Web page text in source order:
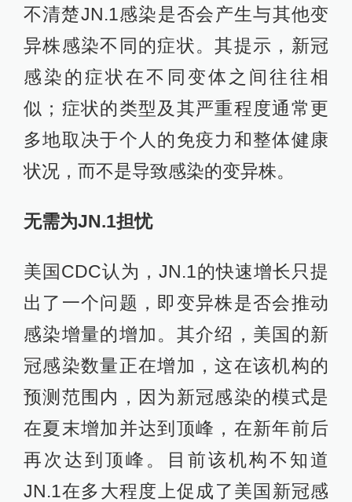
不清楚JN.1感染是否会产生与其他变
异株感染不同的症状。其提示，新冠
感染的症状在不同变体之间往往相
似；症状的类型及其严重程度通常更
多地取决于个人的免疫力和整体健康
状况，而不是导致感染的变异株。
无需为JN.1担忧
美国CDC认为，JN.1的快速增长只提
出了一个问题，即变异株是否会推动
感染增量的增加。其介绍，美国的新
冠感染数量正在增加，这在该机构的
预测范围内，因为新冠感染的模式是
在夏末增加并达到顶峰，在新年前后
再次达到顶峰。目前该机构不知道
JN.1在多大程度上促成了美国新冠感